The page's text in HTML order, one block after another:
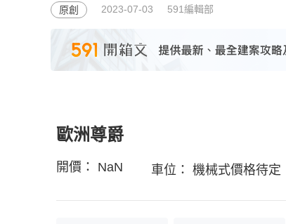
原創 2023-07-03 591編輯部
歐洲尊爵
開價： NaN 車位： 機械式價格待定